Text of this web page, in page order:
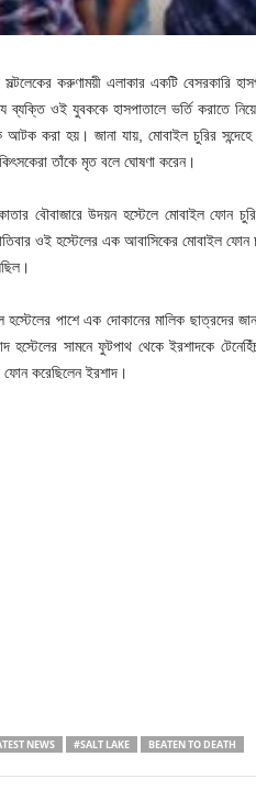
সল্টলেকের করুণাময়ী এলাকার একটি বেসরকারি
ব্যক্তি ওই যুবককে হাসপাতালে ভর্তি করাতে
করা হয়। জানা যায়, মোবাইল চুরির
তাঁকে মৃত বলে ঘোষণা করেন।
বৌবাজারে উদয়ন হস্টেলে মোবাইল ফোন
ওই হস্টেলের এক আবাসিকের মোবাইল ফোন
হস্টেলের পাশে এক দোকানের মালিক
হস্টেলের সামনে ফুটপাথ থেকে ইরশাদকে
ফোন করেছিলেন ইরশাদ।
NEWS #SALT LAKE BEATEN TO DEATH